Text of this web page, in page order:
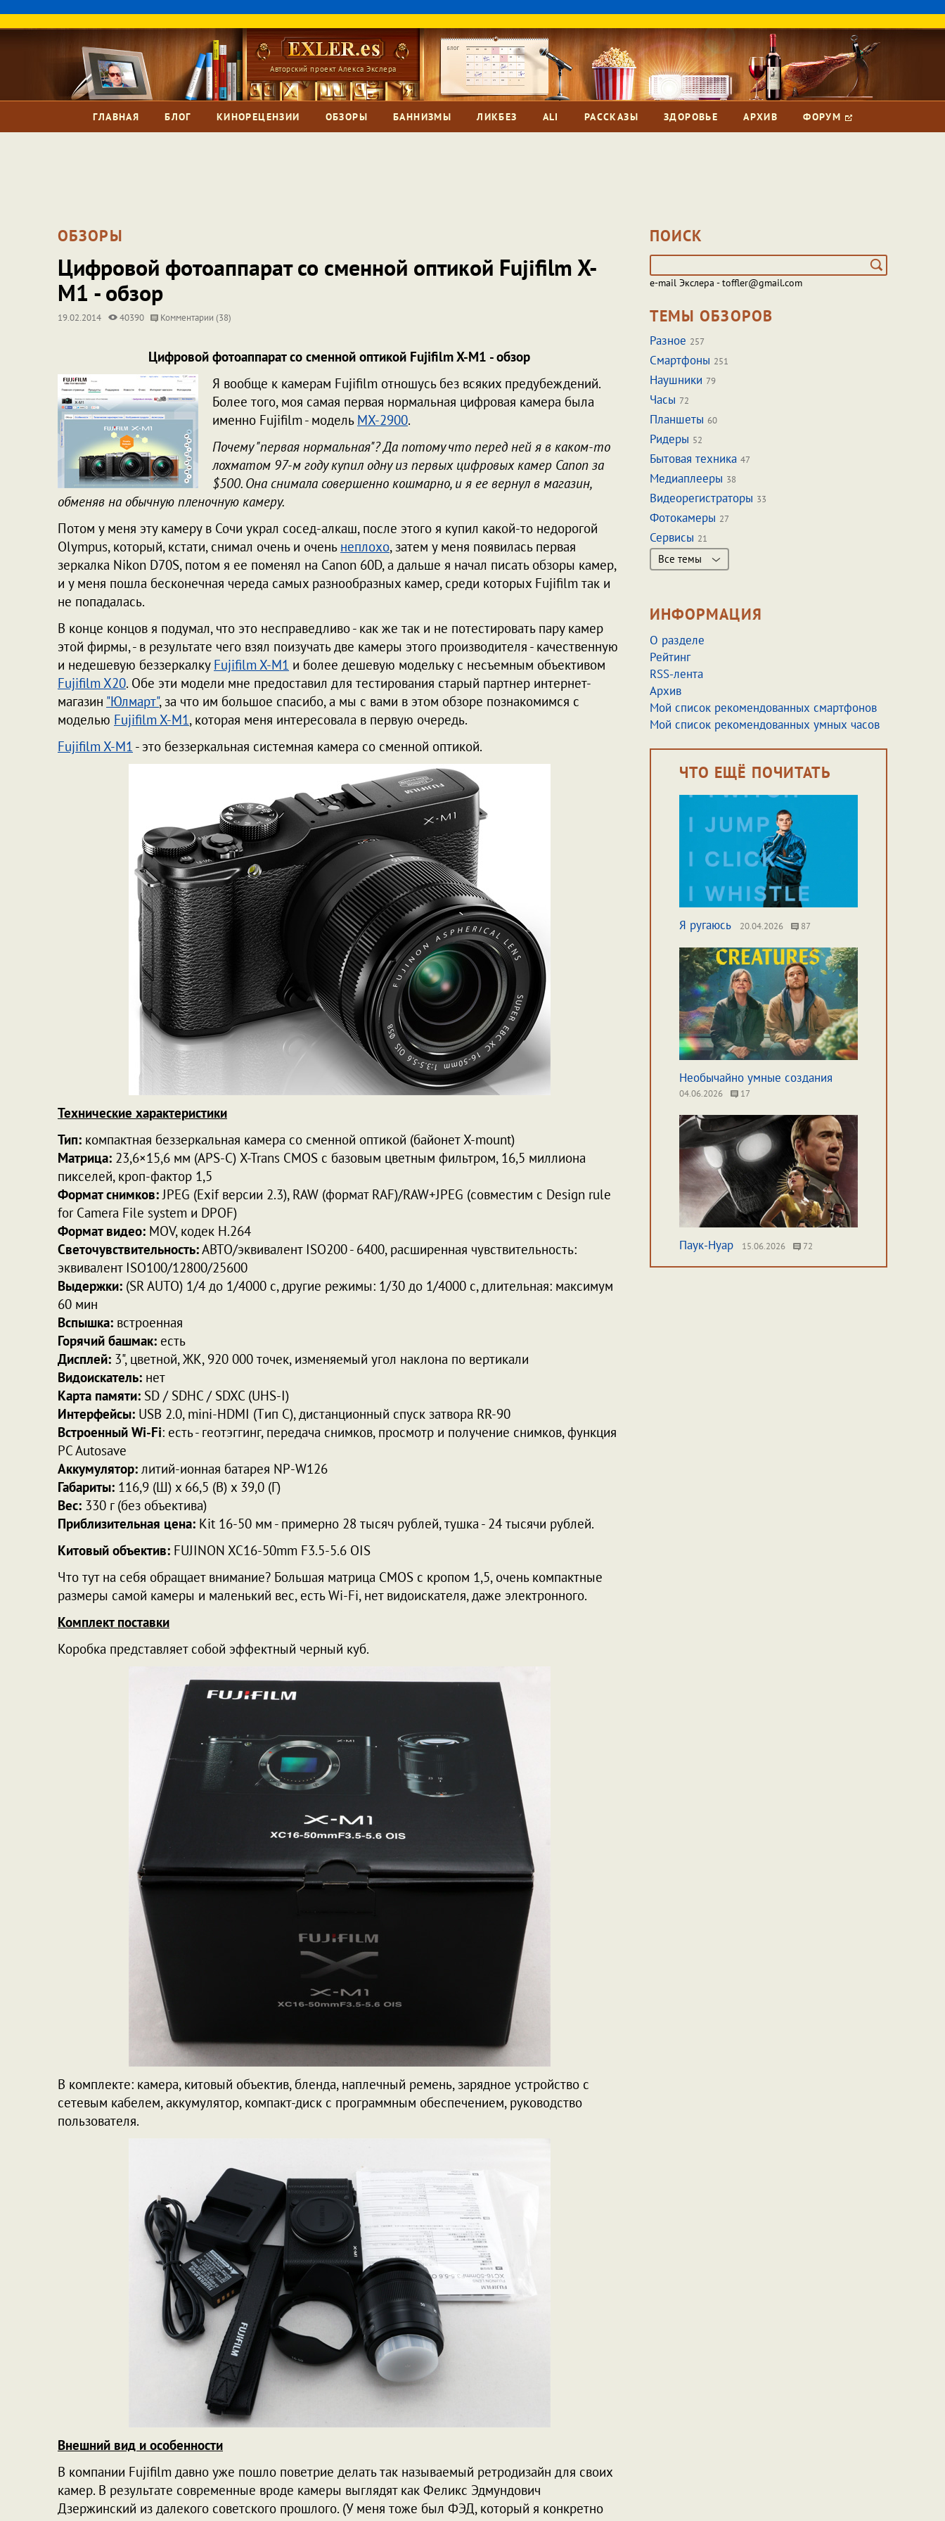
Авторский проект Алекса Экслера
ГЛАВНАЯ БЛОГ КИНОРЕЦЕНЗИИ ОБЗОРЫ БАННИЗМЫ ЛИКБЕЗ ALI РАССКАЗЫ ЗДОРОВЬЕ АРХИВ ФОРУМ
ОБЗОРЫ
Цифровой фотоаппарат со сменной оптикой Fujifilm X-
M1 - обзор
19.02.2014 40390 Комментарии (38)
Цифровой фотоаппарат со сменной оптикой Fujifilm X-M1 - обзор
Я вообще к камерам Fujifilm отношусь без всяких предубеждений.
Более того, моя самая первая нормальная цифровая камера была
именно Fujifilm - модель MX-2900.
Почему "первая нормальная"? Да потому что перед ней я в каком-то
лохматом 97-м году купил одну из первых цифровых камер Canon за
$500. Она снимала совершенно кошмарно, и я ее вернул в магазин,
обменяв на обычную пленочную камеру.
Потом у меня эту камеру в Сочи украл сосед-алкаш, после этого я купил какой-то недорогой
Olympus, который, кстати, снимал очень и очень неплохо, затем у меня появилась первая
зеркалка Nikon D70S, потом я ее поменял на Canon 60D, а дальше я начал писать обзоры камер,
и у меня пошла бесконечная череда самых разнообразных камер, среди которых Fujifilm так и
не попадалась.
В конце концов я подумал, что это несправедливо - как же так и не потестировать пару камер
этой фирмы, - в результате чего взял поизучать две камеры этого производителя - качественную
и недешевую беззеркалку Fujifilm X-M1 и более дешевую модельку с несъемным объективом
Fujifilm X20. Обе эти модели мне предоставил для тестирования старый партнер интернет-
магазин "Юлмарт", за что им большое спасибо, а мы с вами в этом обзоре познакомимся с
моделью Fujifilm X-M1, которая меня интересовала в первую очередь.
Fujifilm X-M1 - это беззеркальная системная камера со сменной оптикой.
Технические характеристики
Тип: компактная беззеркальная камера со сменной оптикой (байонет X-mount)
Матрица: 23,6×15,6 мм (APS-C) X-Trans CMOS с базовым цветным фильтром, 16,5 миллиона
пикселей, кроп-фактор 1,5
Формат снимков:JPEG (Exif версии 2.3), RAW (формат RAF)/RAW+JPEG (совместим с Design rule
for Camera File system и DPOF)
Формат видео: MOV, кодек H.264
Светочувствительность:АВТО/эквивалент ISO200 - 6400, расширенная чувствительность:
эквивалент ISO100/12800/25600
Выдержки: (SR AUTO) 1/4 до 1/4000 с, другие режимы: 1/30 до 1/4000 с, длительная: максимум
60 мин
Вспышка: встроенная
Горячий башмак: есть
Дисплей: 3", цветной, ЖК, 920 000 точек, изменяемый угол наклона по вертикали
Видоискатель: нет
Карта памяти: SD / SDHC / SDXC (UHS-I)
Интерфейсы: USB 2.0, mini-HDMI (Tип C), дистанционный спуск затвора RR-90
Встроенный Wi-Fi: есть - геотэггинг, передача снимков, просмотр и получение снимков, функция
PC Autosave
Аккумулятор: литий-ионная батарея NP-W126
Габариты: 116,9 (Ш) x 66,5 (В) x 39,0 (Г)
Вес: 330 г (без объектива)
Приблизительная цена: Kit 16-50 мм - примерно 28 тысяч рублей, тушка - 24 тысячи рублей.
Китовый объектив: FUJINON XC16-50mm F3.5-5.6 OIS
Что тут на себя обращает внимание? Большая матрица CMOS с кропом 1,5, очень компактные
размеры самой камеры и маленький вес, есть Wi-Fi, нет видоискателя, даже электронного.
Комплект поставки
Коробка представляет собой эффектный черный куб.
В комплекте: камера, китовый объектив, бленда, наплечный ремень, зарядное устройство с
сетевым кабелем, аккумулятор, компакт-диск с программным обеспечением, руководство
пользователя.
Внешний вид и особенности
В компании Fujifilm давно уже пошло поветрие делать так называемый ретродизайн для своих
камер. В результате современные вроде камеры выглядят как Феликс Эдмундович
Дзержинский из далекого советского прошлого. (У меня тоже был ФЭД, который я конкретно
ПОИСК
e-mail Экслера - toffler@gmail.com
ТЕМЫ ОБЗОРОВ
Разное 257
Смартфоны 251
Наушники 79
Часы 72
Планшеты 60
Ридеры 52
Бытовая техника 47
Медиаплееры 38
Видеорегистраторы 33
Фотокамеры 27
Сервисы 21
Все темы
ИНФОРМАЦИЯ
О разделе
Рейтинг
RSS-лента
Архив
Мой список рекомендованных смартфонов
Мой список рекомендованных умных часов
ЧТО ЕЩЁ ПОЧИТАТЬ
Я ругаюсь 20.04.2026 87
Необычайно умные создания
04.06.2026 17
Паук-Нуар 15.06.2026 72